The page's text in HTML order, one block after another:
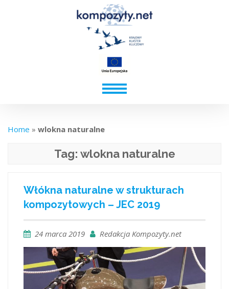
Home » wlokna naturalne
Tag: wlokna naturalne
Włókna naturalne w strukturach
kompozytowych – JEC 2019
24 marca 2019 Redakcja Kompozyty.net